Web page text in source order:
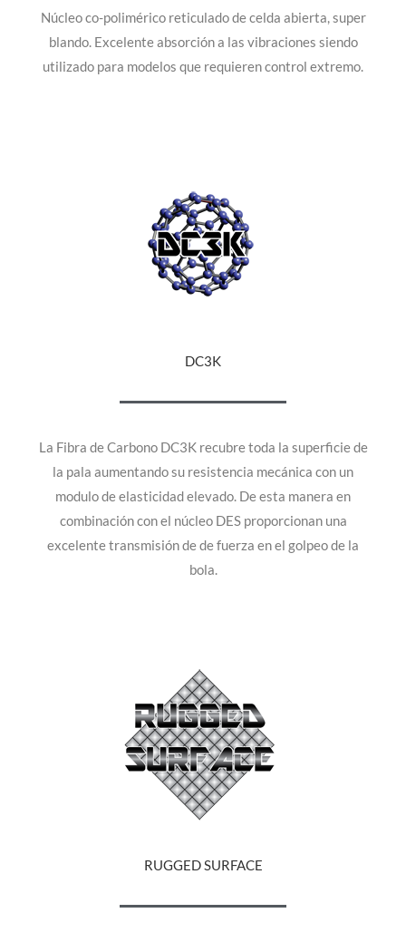
Núcleo co-polimérico reticulado de celda abierta, super
blando. Excelente absorción a las vibraciones siendo
utilizado para modelos que requieren control extremo.
DC3K
La Fibra de Carbono DC3K recubre toda la superficie de
la pala aumentando su resistencia mecánica con un
modulo de elasticidad elevado. De esta manera en
combinación con el núcleo DES proporcionan una
excelente transmisión de de fuerza en el golpeo de la
bola.
RUGGED SURFACE